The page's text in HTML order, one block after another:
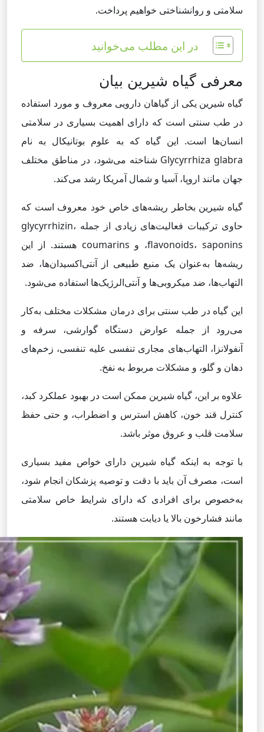
سلامتی و روانشناختی خواهیم پرداخت.
در این مطلب می‌خوانید
معرفی گیاه شیرین بیان
گیاه شیرین یکی از گیاهان دارویی معروف و مورد استفاده
در طب سنتی است که دارای اهمیت بسیاری در سلامتی
انسان‌ها است. این گیاه که به علوم بوتانیکال به نام
Glycyrrhiza glabra شناخته می‌شود، در مناطق مختلف
جهان مانند اروپا، آسیا و شمال آمریکا رشد می‌کند.
گیاه شیرین بخاطر ریشه‌های خاص خود معروف است که
حاوی ترکیبات فعالیت‌های زیادی از جمله glycyrrhizin،
flavonoids، saponins، و coumarins هستند. از این
ریشه‌ها به‌عنوان یک منبع طبیعی از آنتی‌اکسیدان‌ها، ضد
التهاب‌ها، ضد میکروبی‌ها و آنتی‌الرژیک‌ها استفاده می‌شود.
این گیاه در طب سنتی برای درمان مشکلات مختلف به‌کار
می‌رود از جمله عوارض دستگاه گوارشی، سرفه و
آنفولانزا، التهاب‌های مجاری تنفسی علیه تنفسی، زخم‌های
دهان و گلو، و مشکلات مربوط به نفخ.
علاوه بر این، گیاه شیرین ممکن است در بهبود عملکرد کبد،
کنترل قند خون، کاهش استرس و اضطراب، و حتی حفظ
سلامت قلب و عروق موثر باشد.
با توجه به اینکه گیاه شیرین دارای خواص مفید بسیاری
است، مصرف آن باید با دقت و توصیه پزشکان انجام شود،
به‌خصوص برای افرادی که دارای شرایط خاص سلامتی
مانند فشارخون بالا یا دیابت هستند.